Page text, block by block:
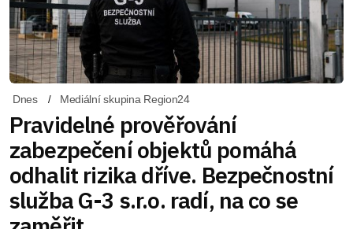
Dnes Mediální skupina Region24
Pravidelné prověřování
zabezpečení objektů pomáhá
odhalit rizika dříve. Bezpečnostní
služba G-3 s.r.o. radí, na co se